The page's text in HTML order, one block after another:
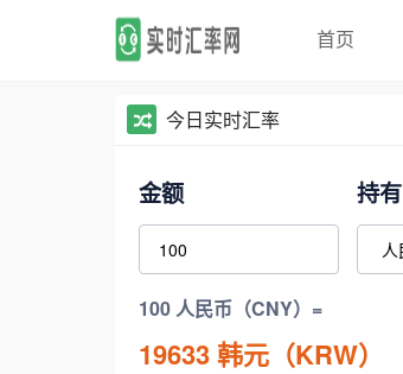
首页
今日实时汇率
金额 持有
100 人民币（CNY）=
19633韩元（KRW）